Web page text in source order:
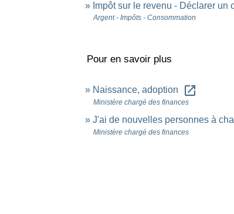
Impôt sur le revenu - Déclarer
Argent - Impôts - Consommation
Pour en savoir plus
Naissance, adoption open_in_new
Ministère chargé des finances
J'ai de nouvelles personnes à
Ministère chargé des finances